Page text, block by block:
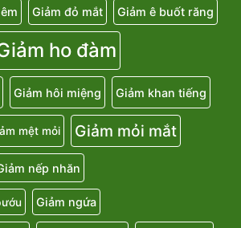
Giảm đỏ mắt Giảm ê buốt răng
ho đàm
Giảm hôi miệng Giảm khan tiếng
mệt mỏi Giảm mỏi mắt
nếp nhăn
Giảm ngứa